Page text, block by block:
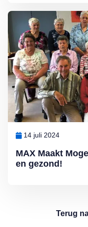
MAX Maakt
en gezond!
14 juli 2024
Lees meer over MAX
Terug